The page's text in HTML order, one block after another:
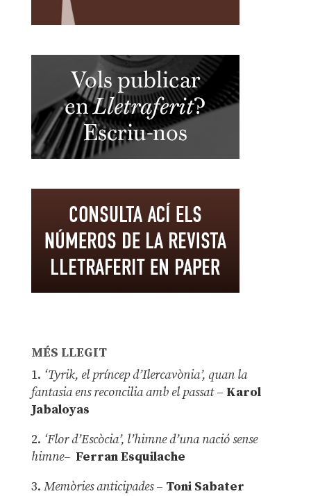
MÉS LLEGIT
1. ‘Tyrik, el príncep d’Ilercavònia’, quan la
fantasia ens reconcilia amb el passat– Karol
Jabaloyas
2. ‘Flor d’Escòcia’, l’himne d’una nació sense
himne– Ferran Esquilache
3. Memòries anticipades– Toni Sabater